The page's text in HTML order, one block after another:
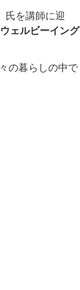
氏を講師に迎
ェルビーイング
の暮らしの中で